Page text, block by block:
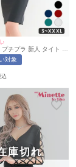
♪
プチプラ 新人 タイト 袖
バドレス (あおぽん着
サイズ対応) |
対象
庫切れ